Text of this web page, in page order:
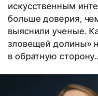
искусственным
больше доверия,
выяснили ученые.
зловещей долины»
в обратную